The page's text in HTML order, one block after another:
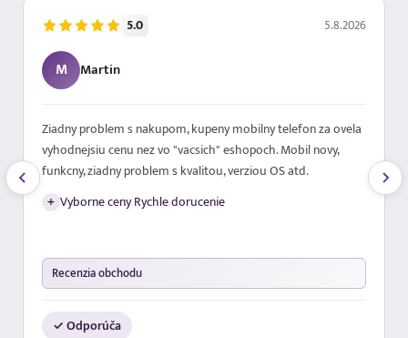
5.0 5.8.2026
M Martin
Ziadny problem s nakupom, kupeny mobilny telefon za ovela
vyhodnejsiu cenu nez vo "vacsich" eshopoch. Mobil novy,
funkcny, ziadny problem s kvalitou, verziou OS atd.
+ Vyborne ceny Rychle dorucenie
Recenzia obchodu
✓ Odporúča